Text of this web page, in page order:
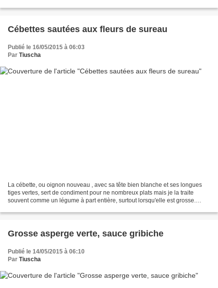
Cébettes sautées aux fleurs de sureau
Publié le 16/05/2015 à 06:03
Par Tiuscha
La cébette, ou oignon nouveau , avec sa tête bien blanche et ses longues
tiges vertes, sert de condiment pour ne nombreux plats mais je la traite
souvent comme un légume à part entière, surtout lorsqu'elle est grosse.
Grosse asperge verte, sauce gribiche
Publié le 14/05/2015 à 06:10
Par Tiuscha